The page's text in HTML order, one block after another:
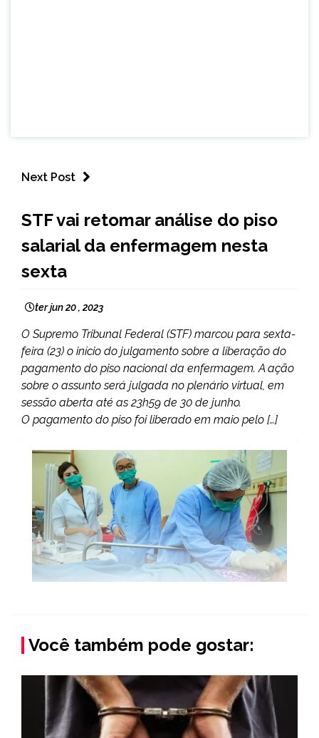
Next Post
NOTÍCIAS
STF vai retomar análise do piso
salarial da enfermagem nesta
sexta
ter jun 20 , 2023
O Supremo Tribunal Federal (STF) marcou para sexta-
feira (23) o início do julgamento sobre a liberação do
pagamento do piso nacional da enfermagem. A ação
sobre o assunto será julgada no plenário virtual, em
sessão aberta até as 23h59 de 30 de junho.
O pagamento do piso foi liberado em maio pelo […]
Você também pode gostar: